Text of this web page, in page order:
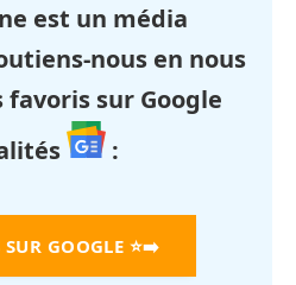
est un média
nous en nous
sur Google
:
GOOGLE ⭐➡️